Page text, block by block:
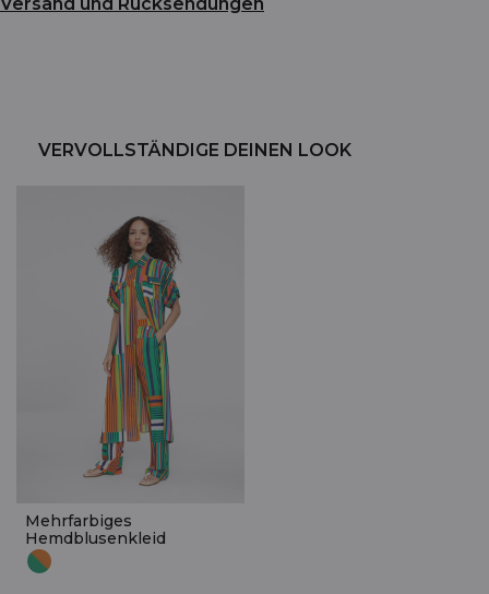
VERVOLLSTÄNDIGE DEINEN LOOK
Mehrfarbiges
Hemdblusenkleid